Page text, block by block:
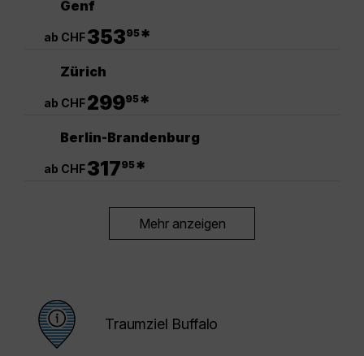
Genf
ab CHF35395*
Zürich
ab CHF29995*
Berlin-Brandenburg
ab CHF31795*
Mehr anzeigen
Traumziel Buffalo